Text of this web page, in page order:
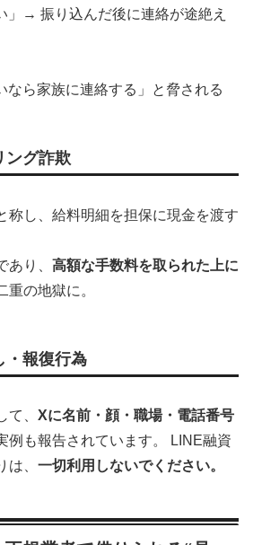
」→ 振り込んだ後に連絡が途絶え
なら家族に連絡する」と脅される
ング詐欺
称し、給料明細を担保に現金を渡す
り、 高額な手数料を取られた上に
重の地獄に。
・報復行為
、 Xに名前・顔・職場・電話番号
例も報告されています。 LINE融資
、 一切利用しないでください。